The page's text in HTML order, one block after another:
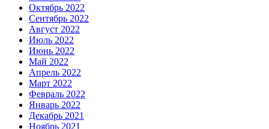
Октябрь 2022
Сентябрь 2022
Август 2022
Июль 2022
Июнь 2022
Май 2022
Апрель 2022
Март 2022
Февраль 2022
Январь 2022
Декабрь 2021
Ноябрь 2021